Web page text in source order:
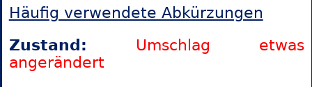
Häufig verwendete Abkürzungen
Zustand:
Umschlag etwas
angerändert